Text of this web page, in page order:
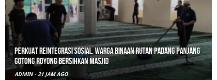
Polisi Sita 82 Paket Ganja Siap Edar di Tanah Datar
ADMIN - 2 HARI AGO